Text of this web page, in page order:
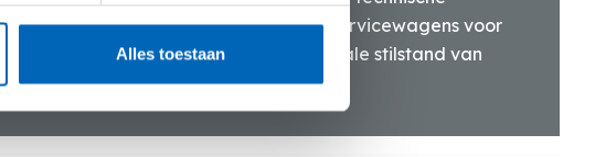
Alles toestaan
Wij beschikken over goed uitgeruste servicewagens voor
op locatie en garanderen zo een minimale stilstand van